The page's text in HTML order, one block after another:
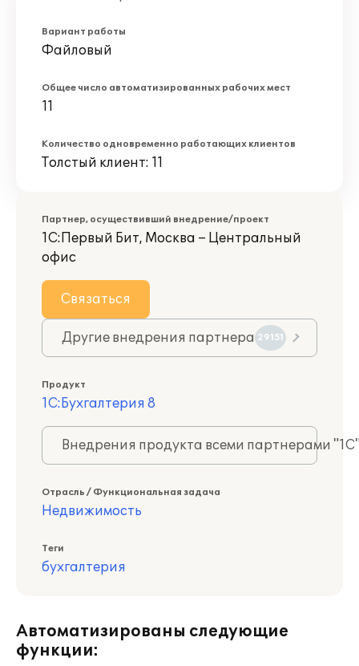
Вариант работы
Файловый
Общее число автоматизированных рабочих мест
11
Количество одновременно работающих клиентов
Толстый клиент: 11
Партнер, осуществивший внедрение/проект
1С:Первый Бит, Москва – Центральный
офис
Связаться
Другие внедрения партнера 29151
Продукт
1С:Бухгалтерия 8
Внедрения продукта всеми партнерами
Отрасль / Функциональная задача
Недвижимость
Теги
бухгалтерия
Автоматизированы следующие
функции: